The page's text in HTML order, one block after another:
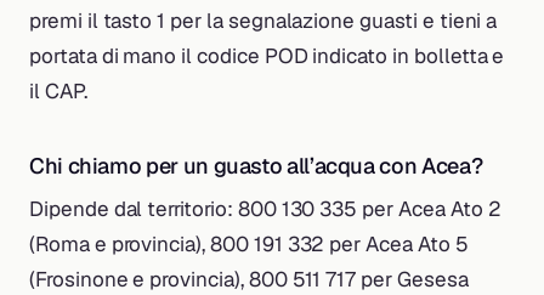
premi il tasto 1 per la segnalazione guasti e tieni a
portata di mano il codice POD indicato in bolletta e
il CAP.
Chi chiamo per un guasto all’acqua con Acea?
Dipende dal territorio: 800 130 335 per Acea Ato 2
(Roma e provincia), 800 191 332 per Acea Ato 5
(Frosinone e provincia), 800 511 717 per Gesesa